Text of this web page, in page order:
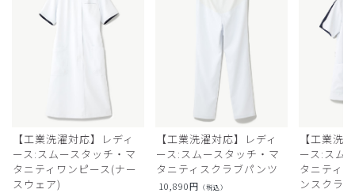
【工業洗濯対応】レディ
ース:スムースタッチ・マ
タニティワンピース(ナー
スウェア)
【工業洗濯対応】レディ
ース:スムースタッチ・マ
タニティスクラブパンツ
10,890円 （税込）
【工業洗
ース:スム
タニティ
ンスクラ